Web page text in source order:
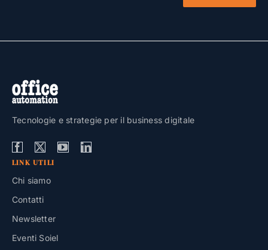
Tecnologie e strategie per il business digitale
LINK UTILI
Chi siamo
Contatti
Newsletter
Eventi Soiel